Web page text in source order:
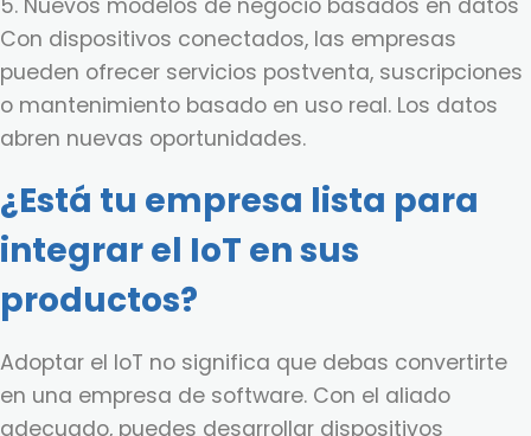
5. Nuevos modelos de negocio basados en datos
Con dispositivos conectados, las empresas
pueden ofrecer servicios postventa, suscripciones
o mantenimiento basado en uso real. Los datos
abren nuevas oportunidades.
¿Está tu empresa lista para
integrar el IoT en sus
productos?
Adoptar el IoT no significa que debas convertirte
en una empresa de software. Con el aliado
adecuado, puedes desarrollar dispositivos